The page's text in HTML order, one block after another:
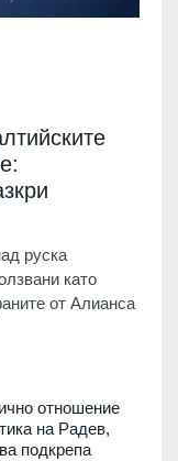
руска
като
от Алианса
отношение
на Радев,
подкрепа